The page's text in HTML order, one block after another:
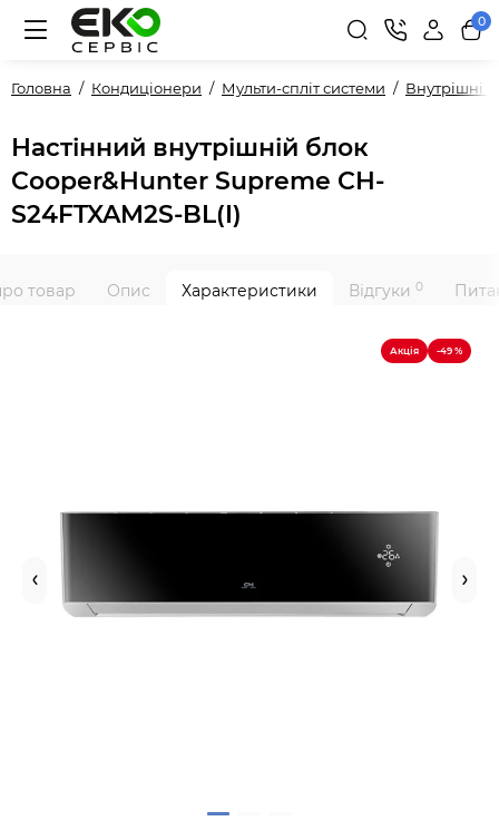
0
Головна Кондиціонери Мульти-спліт системи Внутрішні
Настінний внутрішній блок
Cooper&Hunter Supreme CH-
S24FTXAM2S-BL(I)
товар Опис Характеристики Відгуки 0
Акція -49 %